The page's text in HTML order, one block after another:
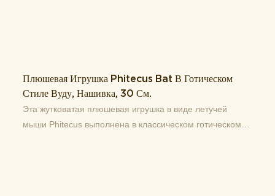
Плюшевая Игрушка Phitecus Bat В Готическом
Стиле Вуду, Нашивка, 30 См.
Эта жутковатая плюшевая игрушка в виде летучей
мыши Phitecus выполнена в классическом готическом